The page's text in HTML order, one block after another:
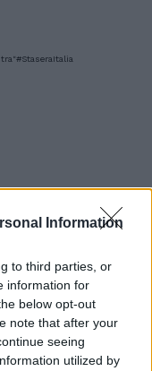
Information
to third parties, or
information for
below opt-out
note that after your
seeing
utilized by
#StaseraItalia